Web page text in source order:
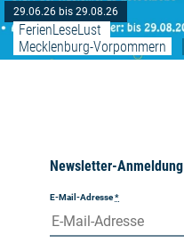
29.06.26 bis 29.08.26
FerienLeseLust
Mecklenburg-Vorpommern
Newsletter-Anmeldung
E-Mail-Adresse*